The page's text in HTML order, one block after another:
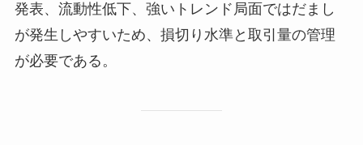
発表、流動性低下、強いトレンド局面ではだまし
が発生しやすいため、損切り水準と取引量の管理
が必要である。